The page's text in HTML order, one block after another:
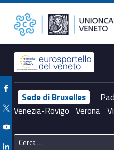
EIT CC – BP2024-2025 – Unioncamere del Veneto
Header info sidebar
Sede di Bruxelles
Venezia-Rovigo Verona
Facebook Unioncamere Veneto
Twitter Unioncamere Veneto
Youtube Unioncamere Veneto
Linkedin Unioncamere Veneto
Ricerca per: